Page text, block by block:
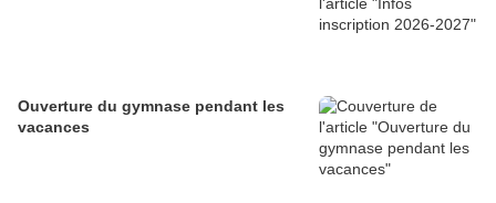
Ouverture du gymnase pendant les
vacances